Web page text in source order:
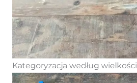
Kategoryzacja według wielkości